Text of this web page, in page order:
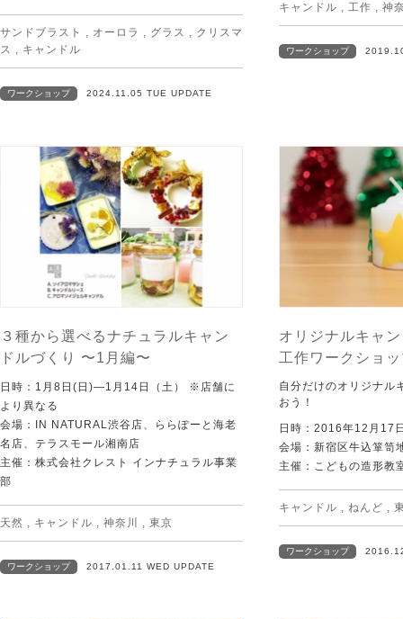
サンドブラスト , オーロラ , グラス , クリスマ
ス , キャンドル
ワークショップ 2024.11.05 TUE UPDATE
キャンドル , 工作 , 神
ワークショップ
３種から選べるナチュラルキャン
ドルづくり 〜1月編〜
日時：1月8日(日)―1月14日（土） ※店舗に
より異なる
会場：IN NATURAL渋谷店、ららぽーと海老
名店、テラスモール湘南店
主催：株式会社クレスト インナチュラル事業
部
天然 , キャンドル , 神奈川 , 東京
ワークショップ 2017.01.11 WED UPDATE
オリジナルキャ
工作ワークショ
自分だけのオリジナル
おう！
日時：2016年12月17
会場：新宿区牛込箪笥
主催：こどもの造形
キャンドル , ねんど ,
ワークショップ